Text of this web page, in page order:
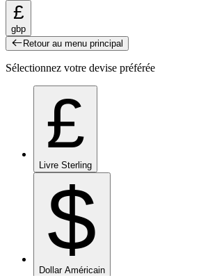
£
gbp
Retour au menu principal
Sélectionnez votre devise préférée
£
Livre Sterling
$
Dollar Américain